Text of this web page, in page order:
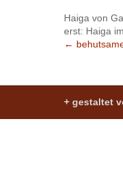
Haiga von
erst: Haiga
←
+ gestaltet